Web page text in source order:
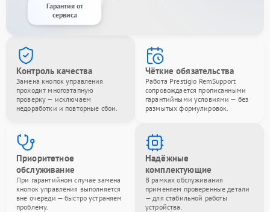
Гарантия от
сервиса
Контроль качества
Замена кнопок управления
проходит многоэтапную
проверку — исключаем
недоработки и повторные сбои.
Чёткие обязательства
Работа Prestigio RemSupport
сопровождается прописанными
гарантийными условиями — без
размытых формулировок.
Приоритетное
обслуживание
При гарантийном случае замена
кнопок управления выполняется
вне очереди — быстро устраняем
проблему.
Надёжные
комплектующие
В рамках обслуживания
применяем проверенные детали
— для стабильной работы
устройства.